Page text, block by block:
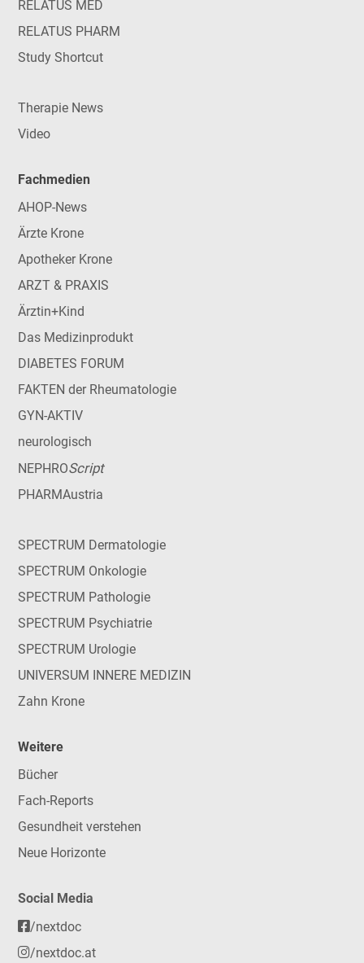
RELATUS MED
RELATUS PHARM
Study Shortcut
Therapie News
Video
Fachmedien
AHOP-News
Ärzte Krone
Apotheker Krone
ARZT & PRAXIS
Ärztin+Kind
Das Medizinprodukt
DIABETES FORUM
FAKTEN der Rheumatologie
GYN-AKTIV
neurologisch
NEPHROScript
PHARMAustria
SPECTRUM Dermatologie
SPECTRUM Onkologie
SPECTRUM Pathologie
SPECTRUM Psychiatrie
SPECTRUM Urologie
UNIVERSUM INNERE MEDIZIN
Zahn Krone
Weitere
Bücher
Fach-Reports
Gesundheit verstehen
Neue Horizonte
Social Media
/nextdoc
/nextdoc.at